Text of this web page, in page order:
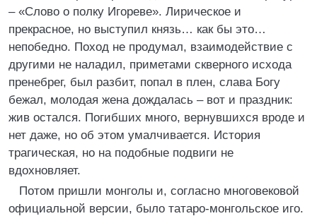
– «Слово о полку Игореве». Лирическое и
прекрасное, но выступил князь… как бы это…
непобедно. Поход не продумал, взаимодействие с
другими не наладил, приметами скверного исхода
пренебрег, был разбит, попал в плен, слава Богу
бежал, молодая жена дождалась – вот и праздник:
жив остался. Погибших много, вернувшихся вроде и
нет даже, но об этом умалчивается. История
трагическая, но на подобные подвиги не
вдохновляет.
Потом пришли монголы и, согласно многовековой
официальной версии, было татаро-монгольское иго.